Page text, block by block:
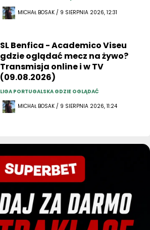
MICHAŁ BOSAK / 9 SIERPNIA 2026, 12:31
SL Benfica - Academico Viseu
gdzie oglądać mecz na żywo?
Transmisja online i w TV
(09.08.2026)
LIGA PORTUGALSKA GDZIE OGLĄDAĆ
MICHAŁ BOSAK / 9 SIERPNIA 2026, 11:24